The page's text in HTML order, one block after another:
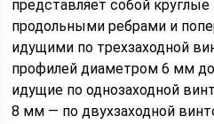
представляет собой
продольными ребрами и
идущими по трехзаходной
профилей диаметром 6 мм
идущие по однозаходной
8 мм — по двухзаходной